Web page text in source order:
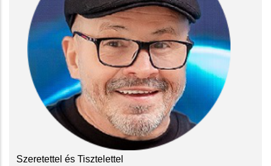
Szeretettel és Tisztelettel